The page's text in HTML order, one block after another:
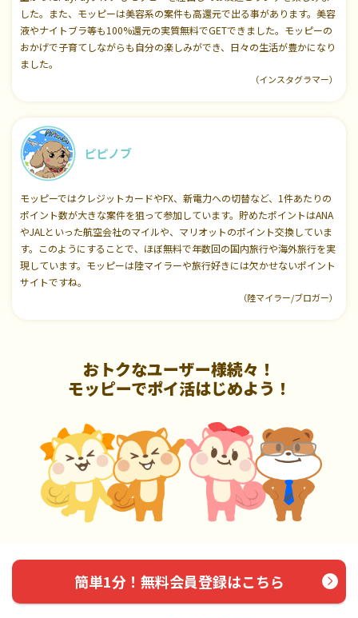
した。また、モッピーは美容系の案件も高還元で出る事があります。美容
液やナイトブラ等も100%還元の実質無料でGETできました。モッピーの
おかげで子育てしながらも自分の楽しみができ、日々の生活が豊かになり
ました。
（インスタグラマー）
ピピノブ
モッピーではクレジットカードやFX、新電力への切替など、1件あたりの
ポイント数が大きな案件を狙って参加しています。貯めたポイントはANA
やJALといった航空会社のマイルや、マリオットのポイント交換していま
す。このようにすることで、ほぼ無料で年数回の国内旅行や海外旅行を実
現しています。モッピーは陸マイラーや旅行好きには欠かせないポイント
サイトですね。
（陸マイラー/ブロガー）
おトクなユーザー様続々！
モッピーでポイ活はじめよう！
簡単1分！無料会員登録はこちら